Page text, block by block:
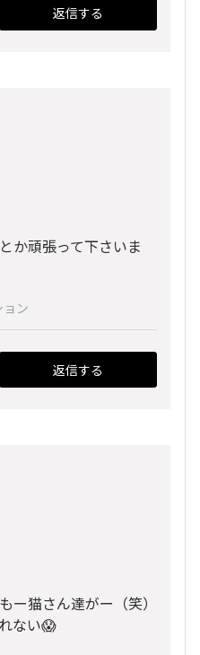
返信する
か頑張って下さいま
ョン
返信する
ー猫さん達がー（笑）
ない😱